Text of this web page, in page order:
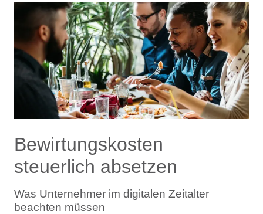
Bewirtungskosten
steuerlich absetzen
Was Unternehmer im digitalen Zeitalter
beachten müssen